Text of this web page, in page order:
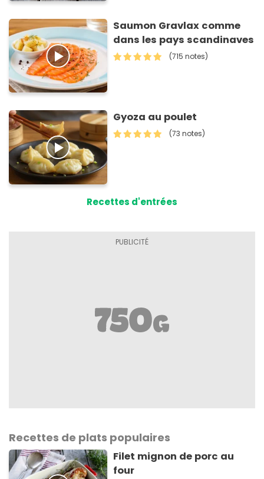
Saumon Gravlax comme
dans les pays scandinaves
(715 notes)
Gyoza au poulet
(73 notes)
Recettes d'entrées
Recettes de plats populaires
Filet mignon de porc au
four